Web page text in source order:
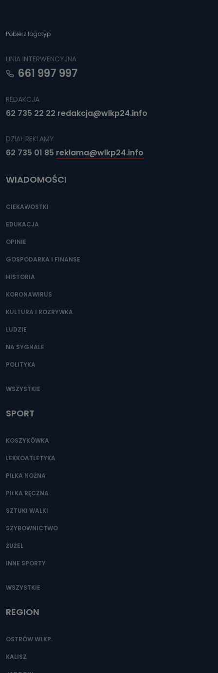
Pobierz logotyp
LINIA INTERWENCYJNA
661 997 997
REDAKCJA
62 735 22 22 redakcja@wlkp24.info
DZIAŁ REKLAMY
62 735 01 85 reklama@wlkp24.info
WIADOMOŚCI
CIEKAWOSTKI
EDUKACJA
OPINIE
GOSPODARKA I FINANSE
HISTORIA
KORONAWIRUS
KULTURA I ROZRYWKA
LUDZIE
NA SYGNALE
POLITYKA
WSZYSTKIE
SPORT
KOSZYKÓWKA
LEKKOATLETYKA
PIŁKA NOŻNA
PIŁKA RĘCZNA
SZTUKI WALKI
SZYBOWNICTWO
ŻUŻEL
INNE SPORTY
WSZYSTKIE
REGION
OSTRÓW WLKP.
KALISZ